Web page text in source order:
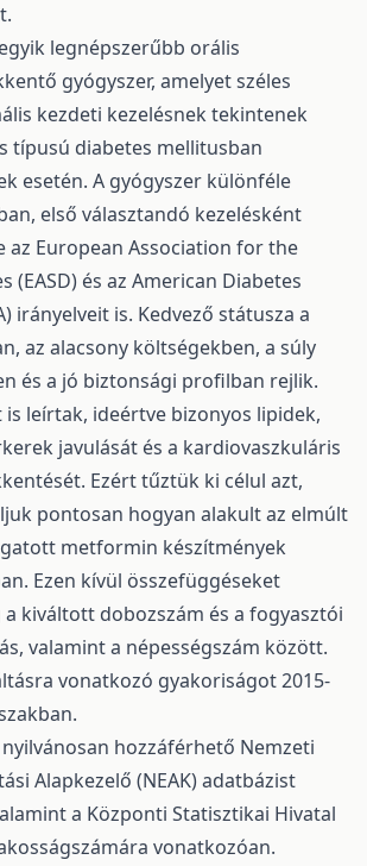
legnépszerűbb orális
gyógyszer, amelyet széles
kezdeti kezelésnek tekintenek
típusú diabetes mellitusban
esetén. A gyógyszer különféle
első választandó kezelésként
az European Association for the
(EASD) és az American Diabetes
irányelveit is. Kedvező státusza a
az alacsony költségekben, a súly
és a jó biztonsági profilban rejlik.
is leírtak, ideértve bizonyos lipidek,
javulását és a kardiovaszkuláris
Ezért tűztük ki célul azt,
pontosan hogyan alakult az elmúlt
metformin készítmények
Ezen kívül összefüggéseket
kiváltott dobozszám és a fogyasztói
valamint a népességszám között.
vonatkozó gyakoriságot 2015-
hozzáférhető Nemzeti
Alapkezelő (NEAK) adatbázist
a Központi Statisztikai Hivatal
vonatkozóan.